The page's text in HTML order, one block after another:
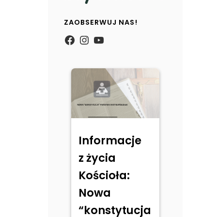
ZAOBSERWUJ NAS!
https://
Instagram
YouTube
Informacje
z życia
Kościoła:
Nowa
“konstytucja